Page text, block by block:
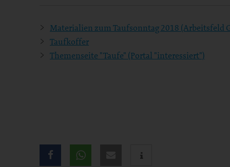
Materialien zum Taufsonntag 2018 (Arbeitsfeld
Taufkoffer
Themenseite "Taufe" (Portal "interessiert")
Teilen